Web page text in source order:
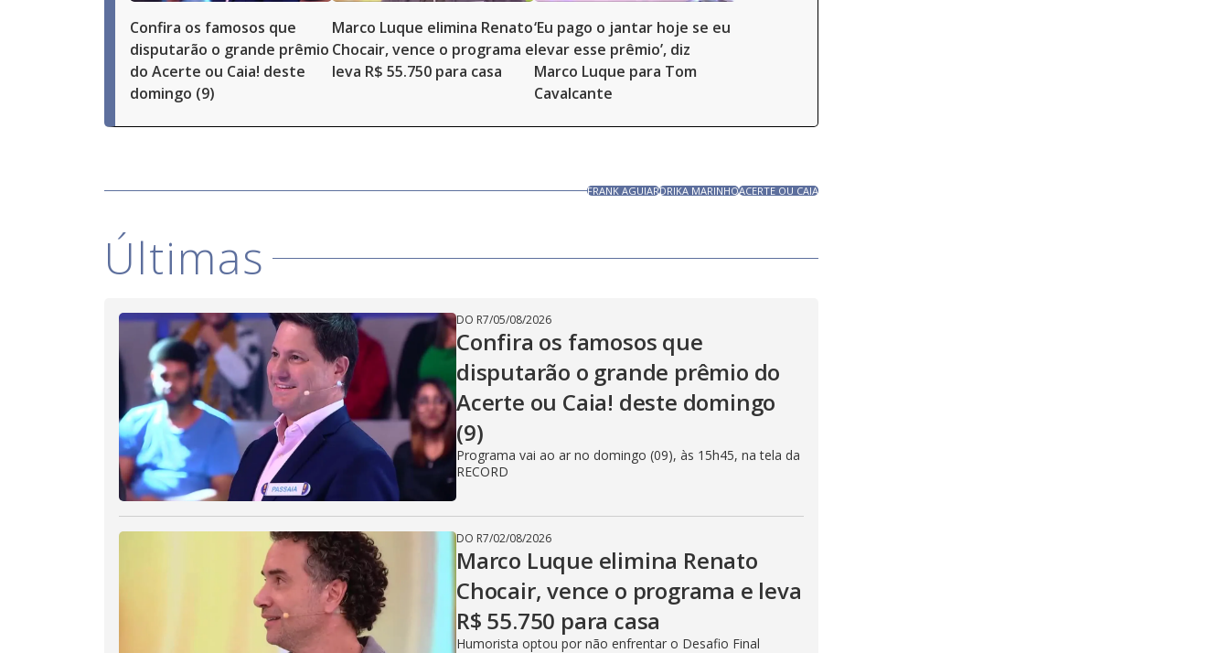
Confira os famosos que
disputarão o grande prêmio
do Acerte ou Caia! deste
domingo (9)
Marco Luque elimina Renato
Chocair, vence o programa e
leva R$ 55.750 para casa
‘Eu pago o jantar hoje se eu
levar esse prêmio’, diz
Marco Luque para Tom
Cavalcante
FRANK AGUIARDRIKA MARINHOACERTE OU CAIA
Últimas
DO R7/05/08/2026
Confira os famosos que
disputarão o grande prêmio do
Acerte ou Caia! deste domingo
(9)
Programa vai ao ar no domingo (09), às 15h45, na tela da
RECORD
DO R7/02/08/2026
Marco Luque elimina Renato
Chocair, vence o programa e leva
R$ 55.750 para casa
Humorista optou por não enfrentar o Desafio Final